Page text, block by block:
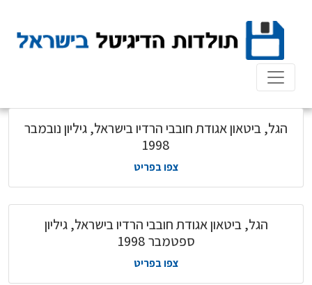
content
הגל, ביטאון אגודת חובבי הרדיו בישראל, גיליון נובמבר
1998
צפו בפריט
הגל, ביטאון אגודת חובבי הרדיו בישראל, גיליון
ספטמבר 1998
צפו בפריט